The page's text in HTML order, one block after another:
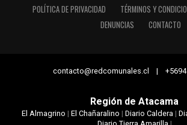
POLÍTICA DE PRIVACIDAD
TÉRMINOS Y
DENUNCIAS
CONTACTO
contacto@redcomunales.cl |
Región de Atacama
El Almagrino | El Chañaralino | Diario Caldera |